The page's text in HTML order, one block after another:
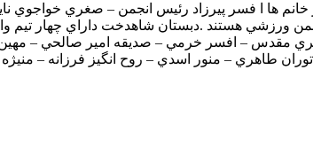
خانم ها ا فسر پيرزاد رئيس انجمن – صغري خواجوي
ورزشي هستند .دبستان شاهدخت داراي چهار
مقدس – افسر خرمي – صديقه امير صالحي – مهين
طاهري – منور اسدي – روح انگيز فرزانه –